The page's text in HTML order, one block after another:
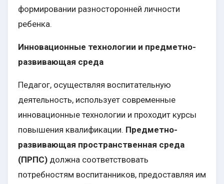
формировании разносторонней личности
ребенка.
Инновационные технологии и предметно-
развивающая среда
Педагог, осуществляя воспитательную
деятельность, использует современные
инновационные технологии и проходит курсы
повышения квалификации. Предметно-
развивающая пространственная среда
(ПРПС) должна соответствовать
потребностям воспитанников, предоставляя им